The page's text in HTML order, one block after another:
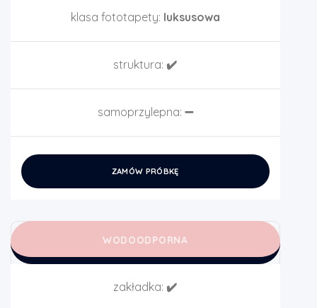
klasa fototapety: luksusowa
struktura: ✔️
samoprzylepna: ➖
ZAMÓW PRÓBKĘ
WODOODPORNA
zakładka: ✔️